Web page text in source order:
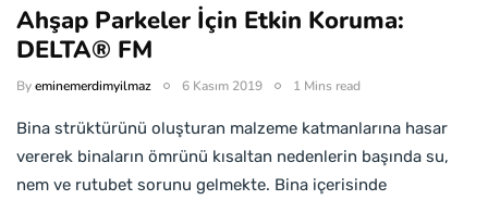
Ahşap Parkeler İçin Etkin Koruma:
DELTA® FM
Byeminemerdimyilmaz 6 Kasım 2019 1 Mins read
Bina strüktürünü oluşturan malzeme katmanlarına hasar
vererek binaların ömrünü kısaltan nedenlerin başında su,
nem ve rutubet sorunu gelmekte. Bina içerisinde